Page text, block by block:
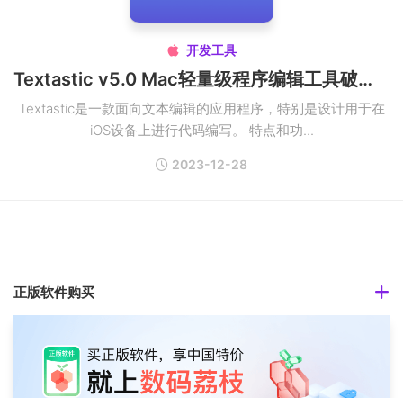
 开发工具
Textastic v5.0 Mac轻量级程序编辑工具破解版
Textastic是一款面向文本编辑的应用程序，特别是设计用于在
iOS设备上进行代码编写。 特点和功...
2023-12-28
正版软件购买